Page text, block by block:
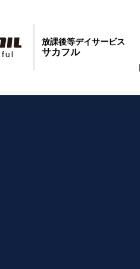
放課後等デイサービス
サカフル